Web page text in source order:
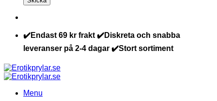
✔️Endast 69 kr frakt ✔️Diskreta och snabba
leveranser på 2-4 dagar ✔️Stort sortiment
Menu